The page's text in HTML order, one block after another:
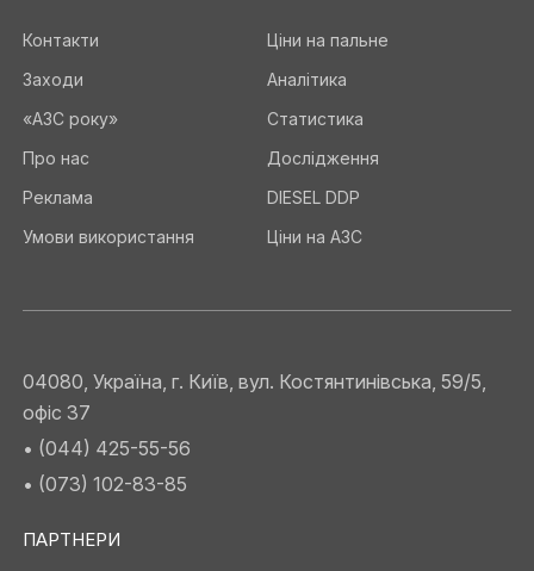
Контакти
Заходи
«АЗС року»
Про нас
Реклама
Умови використання
Ціни на пальне
Аналітика
Статистика
Дослідження
DIESEL DDP
Ціни на АЗС
04080, Україна, г. Київ, вул. Костянтинівська, 59/5,
офіс 37
• (044) 425-55-56
• (073) 102-83-85
ПАРТНЕРИ